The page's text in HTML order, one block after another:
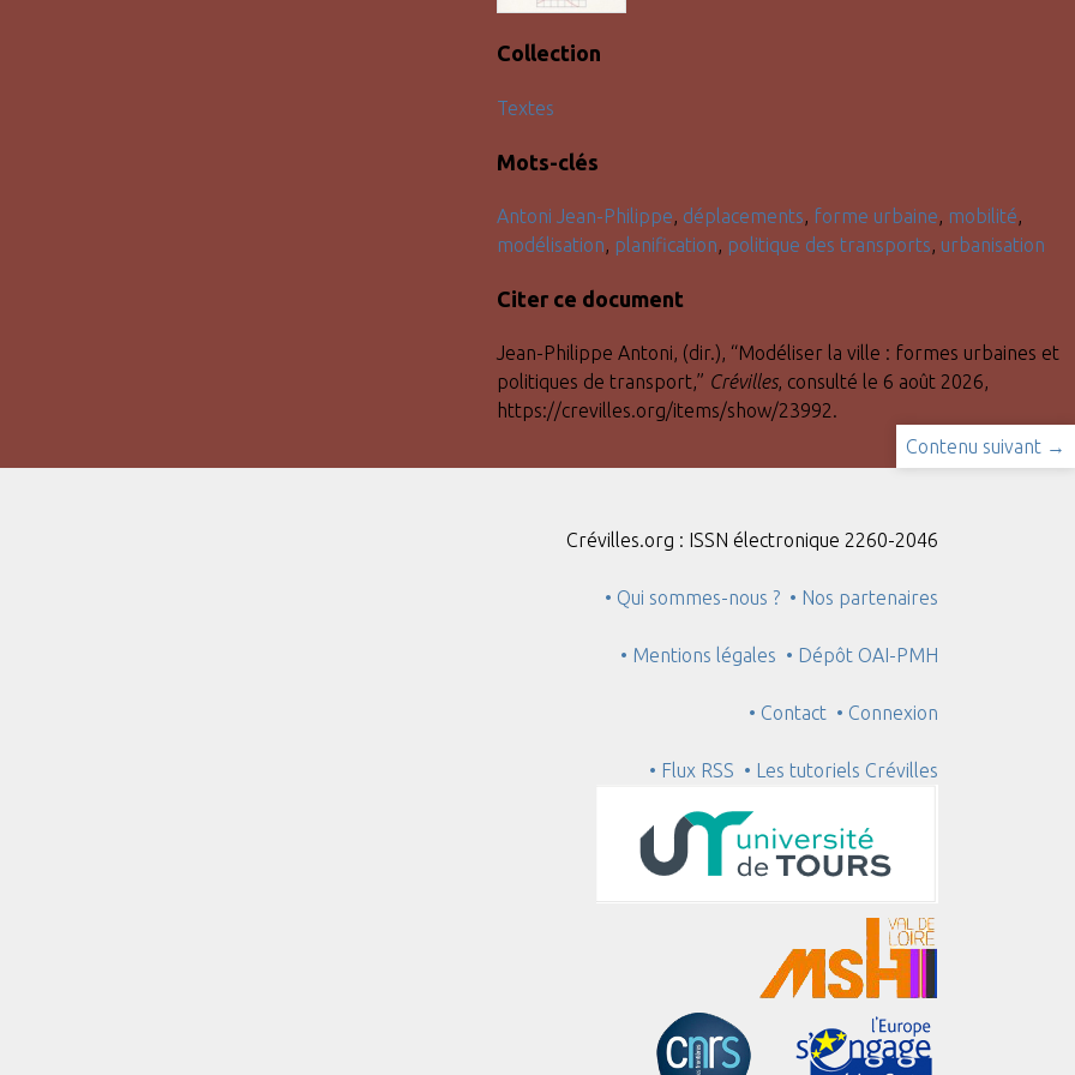
Collection
Textes
Mots-clés
Antoni Jean-Philippe, déplacements, forme urbaine, mobilité,
modélisation, planification, politique des transports, urbanisation
Citer ce document
Jean-Philippe Antoni, (dir.), “Modéliser la ville : formes urbaines et
politiques de transport,” Crévilles, consulté le 6 août 2026,
https://crevilles.org/items/show/23992.
Contenu suivant →
Crévilles.org : ISSN électronique 2260-2046
• Qui sommes-nous ? • Nos partenaires
• Mentions légales • Dépôt OAI-PMH
• Contact • Connexion
• Flux RSS • Les tutoriels Crévilles